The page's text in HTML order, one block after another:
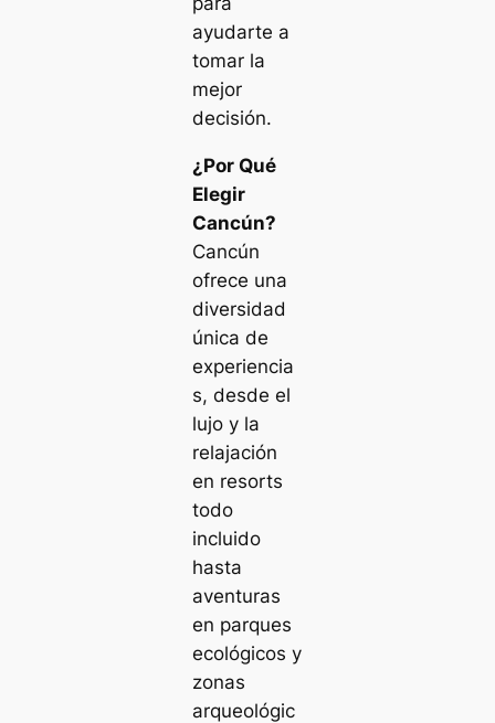
ayudarte a
tomar la
mejor
decisión.
¿Por Qué
Elegir
Cancún?
Cancún
ofrece una
diversidad
única de
experiencia
s, desde el
lujo y la
relajación
en resorts
todo
incluido
hasta
aventuras
en parques
ecológicos y
zonas
arqueológic